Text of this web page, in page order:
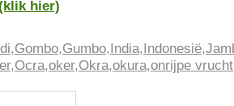
hier)
,Gombo,Gumbo,India,Indonesië,
,Ocra,oker,Okra,okura,onrijpe vrucht